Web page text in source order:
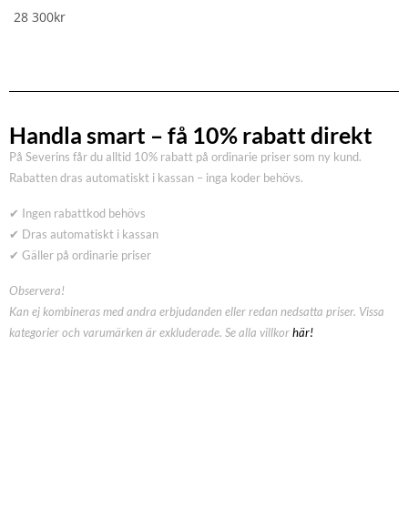
28 300kr
Handla smart – få 10% rabatt direkt
På Severins får du alltid 10% rabatt på ordinarie priser som ny kund.
Rabatten dras automatiskt i kassan – inga koder behövs.
✔ Ingen rabattkod behövs
✔ Dras automatiskt i kassan
✔ Gäller på ordinarie priser
Observera!
Kan ej kombineras med andra erbjudanden eller redan nedsatta priser. Vissa
kategorier och varumärken är exkluderade. Se alla villkorhär!